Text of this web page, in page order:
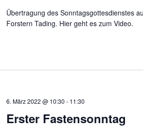
Übertragung des Sonntagsgottesdienstes
Forstern Tading. Hier geht es zum Video.
6. März 2022 @ 10:30- 11:30
Erster Fastensonntag